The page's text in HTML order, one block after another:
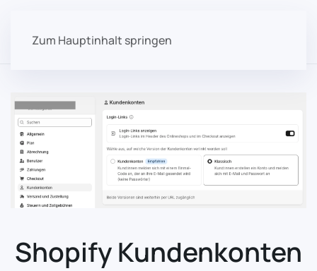
Zum Hauptinhalt springen
Shopify Kundenkonten